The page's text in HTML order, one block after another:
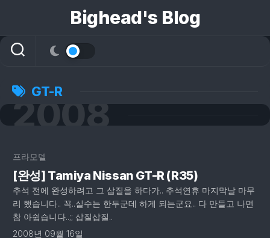
Bighead's Blog
GT-R
2008
프라모델
[완성] Tamiya Nissan GT-R (R35)
추석 전에 완성하려고 그 삽질을 하다가.. 추석연휴 마지막날 마무
리 했습니다.. 꼭..실수는 한두군데 하게 되는군요.. 다 만들고 나면
참 아쉽습니다..;; 삽질삽질..
2008년 09월 16일